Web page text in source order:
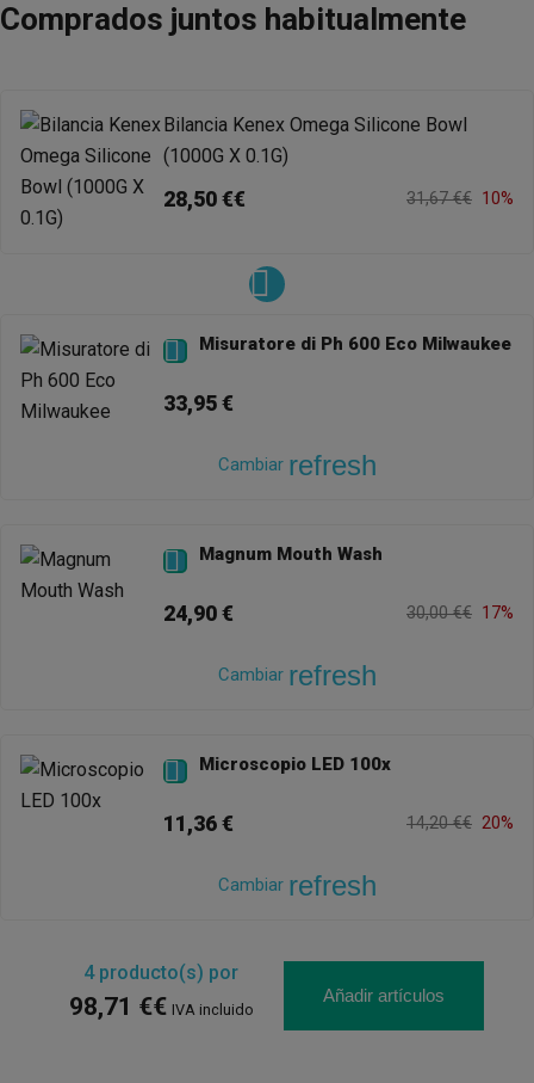
Comprados juntos habitualmente
Bilancia Kenex Omega Silicone Bowl
(1000G X 0.1G)
28,50 €€ 31,67 €€ 10%
 Misuratore di Ph 600 Eco Milwaukee
33,95 €
Cambiar refresh
 Magnum Mouth Wash
24,90 € 30,00 €€ 17%
Cambiar refresh
 Microscopio LED 100x
11,36 € 14,20 €€ 20%
Cambiar refresh
4producto(s) por
98,71 €€ IVA incluido
Añadir artículos